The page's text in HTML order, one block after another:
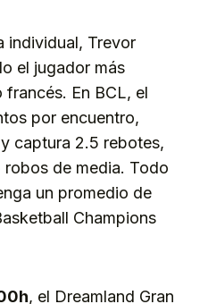
individual, Trevor
el jugador más
En BCL, el
por encuentro,
captura 2.5 rebotes,
robos de media. Todo
un promedio de
Champions
, el Dreamland Gran